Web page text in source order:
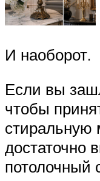
И наоборот.
Если вы
чтобы
стиральную
достаточно
потолочный